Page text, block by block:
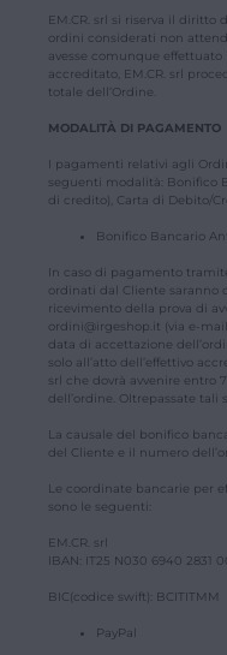
EM.CR. srl si riserva il diritto
ordini considerati non
avesse comunque
accreditato, EM.CR. srl
totale dell’Ordine.
MODALITÀ DI PAGAMENTO
I pagamenti relativi agli
seguenti modalità: Bonifico
di credito), Carta di Debito/
Bonifico Bancario
In caso di pagamento
ordinati dal Cliente saranno
ricevimento della prova di
ordini@irgeshop.it (via e-
data di accettazione
solo all’atto dell’effettivo
srl che dovrà avvenire entro
dell’ordine. Oltrepassate tali
La causale del bonifico
del Cliente e il numero
Le coordinate bancarie per
sono le seguenti:
EM.CR. srl
IBAN: IT25 N030 6940 2831
BIC(codice swift): BCITITMM
PayPal